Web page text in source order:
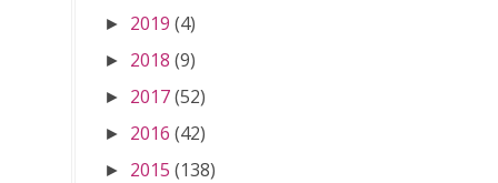
► 2019 (4)
► 2018 (9)
► 2017(52)
► 2016 (42)
► 2015 (138)